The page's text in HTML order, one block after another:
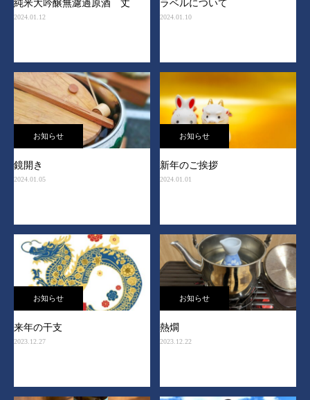
純米大吟醸無濾過原酒 丈
2024.01.12
ラベルについて
2024.01.10
お知らせ
鏡開き
2024.01.05
お知らせ
新年のご挨拶
2024.01.01
お知らせ
来年の干支
2023.12.27
お知らせ
熱燗
2023.12.22